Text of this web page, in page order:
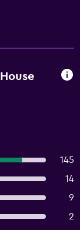
145
14
9
2